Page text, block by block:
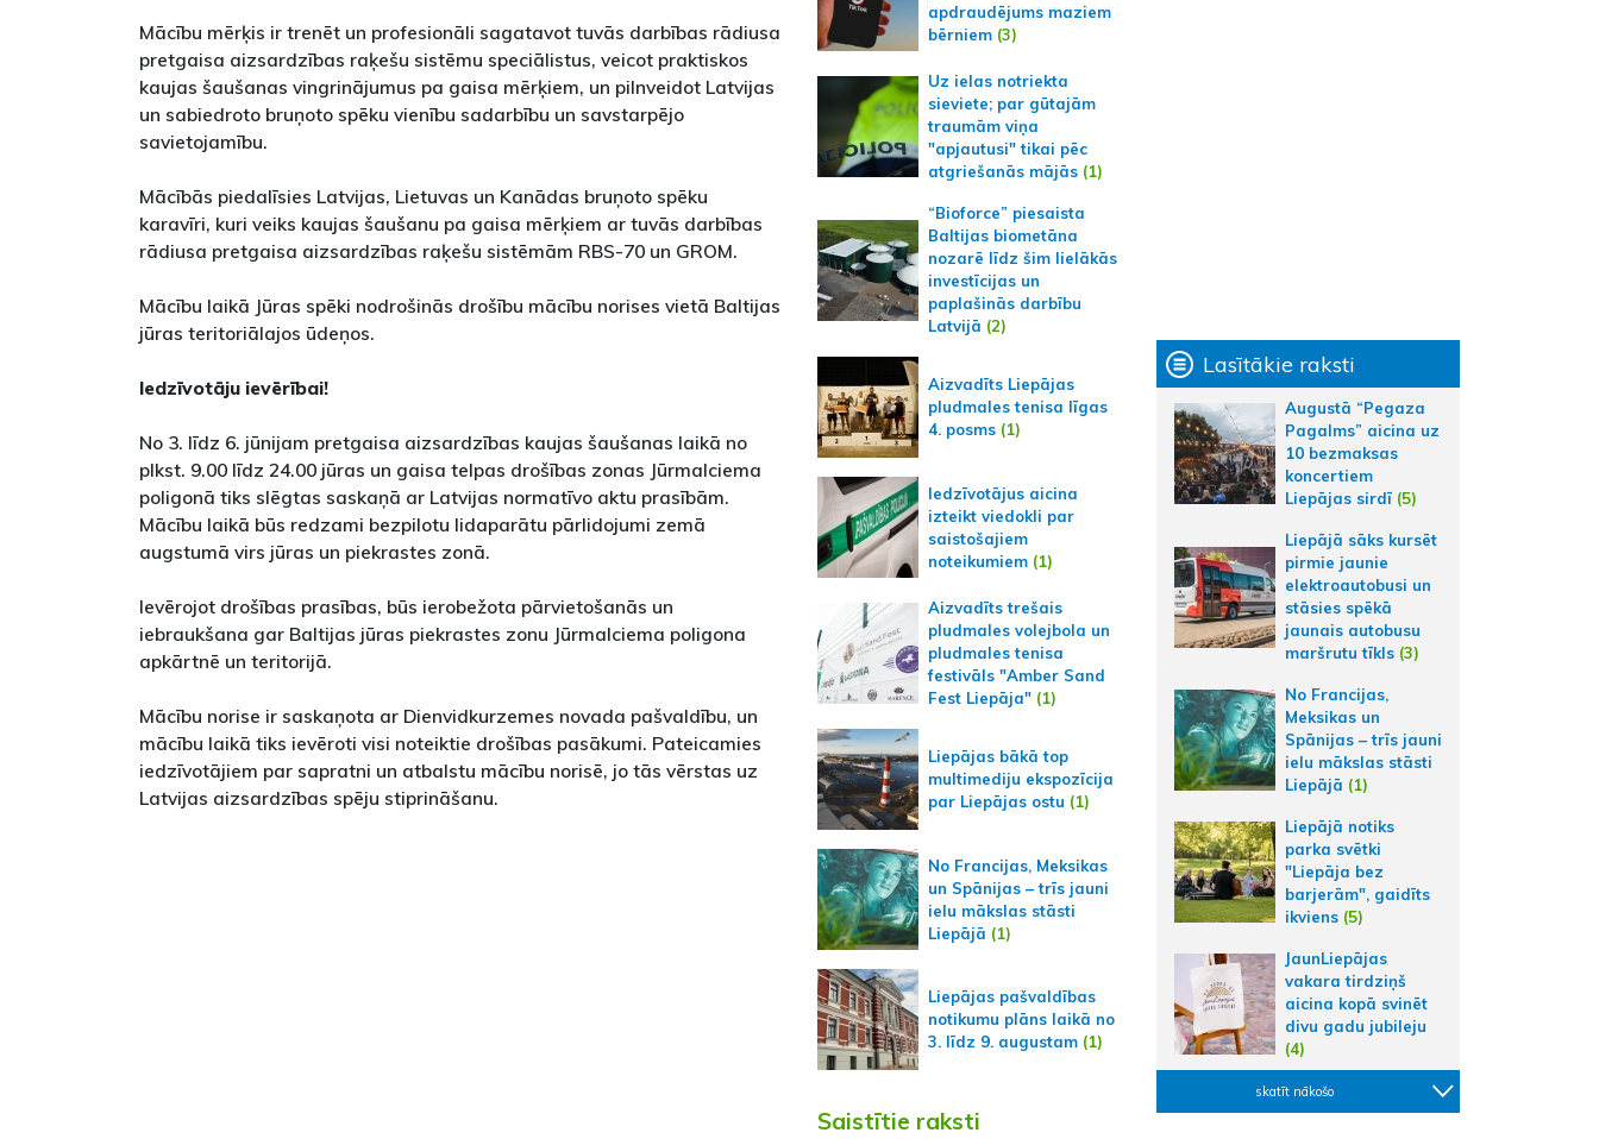
Mācību mērķis ir trenēt un profesionāli sagatavot tuvās darbības rādiusa
pretgaisa aizsardzības raķešu sistēmu speciālistus, veicot praktiskos
kaujas šaušanas vingrinājumus pa gaisa mērķiem, un pilnveidot Latvijas
un sabiedroto bruņoto spēku vienību sadarbību un savstarpējo
savietojamību.
Mācībās piedalīsies Latvijas, Lietuvas un Kanādas bruņoto spēku
karavīri, kuri veiks kaujas šaušanu pa gaisa mērķiem ar tuvās darbības
rādiusa pretgaisa aizsardzības raķešu sistēmām RBS-70 un GROM.
Mācību laikā Jūras spēki nodrošinās drošību mācību norises vietā Baltijas
jūras teritoriālajos ūdeņos.
Iedzīvotāju ievērībai!
No 3. līdz 6. jūnijam pretgaisa aizsardzības kaujas šaušanas laikā no
plkst. 9.00 līdz 24.00 jūras un gaisa telpas drošības zonas Jūrmalciema
poligonā tiks slēgtas saskaņā ar Latvijas normatīvo aktu prasībām.
Mācību laikā būs redzami bezpilotu lidaparātu pārlidojumi zemā
augstumā virs jūras un piekrastes zonā.
Ievērojot drošības prasības, būs ierobežota pārvietošanās un
iebraukšana gar Baltijas jūras piekrastes zonu Jūrmalciema poligona
apkārtnē un teritorijā.
Mācību norise ir saskaņota ar Dienvidkurzemes novada pašvaldību, un
mācību laikā tiks ievēroti visi noteiktie drošības pasākumi. Pateicamies
iedzīvotājiem par sapratni un atbalstu mācību norisē, jo tās vērstas uz
Latvijas aizsardzības spēju stiprināšanu.
apdraudējums maziem
bērniem(3)
Uz ielas notriekta
sieviete; par gūtajām
traumām viņa
"apjautusi" tikai pēc
atgriešanās mājās(1)
“Bioforce” piesaista
Baltijas biometāna
nozarē līdz šim lielākās
investīcijas un
paplašinās darbību
Latvijā (2)
Aizvadīts Liepājas
pludmales tenisa līgas
4. posms(1)
Iedzīvotājus aicina
izteikt viedokli par
saistošajiem
noteikumiem (1)
Aizvadīts trešais
pludmales volejbola un
pludmales tenisa
festivāls "Amber Sand
Fest Liepāja"(1)
Liepājas bākā top
multimediju ekspozīcija
par Liepājas ostu (1)
No Francijas, Meksikas
un Spānijas – trīs jauni
ielu mākslas stāsti
Liepājā (1)
Liepājas pašvaldības
notikumu plāns laikā no
3. līdz 9. augustam(1)
Saistītie raksti
Lasītākie raksti
Augustā “Pegaza
Pagalms” aicina uz
10 bezmaksas
koncertiem
Liepājas sirdī (5)
Liepājā sāks kursēt
pirmie jaunie
elektroautobusi un
stāsies spēkā
jaunais autobusu
maršrutu tīkls (3)
No Francijas,
Meksikas un
Spānijas – trīs jauni
ielu mākslas stāsti
Liepājā (1)
Liepājā notiks
parka svētki
"Liepāja bez
barjerām", gaidīts
ikviens (5)
JaunLiepājas
vakara tirdziņš
aicina kopā svinēt
divu gadu jubileju
(4)
skatīt nākošo